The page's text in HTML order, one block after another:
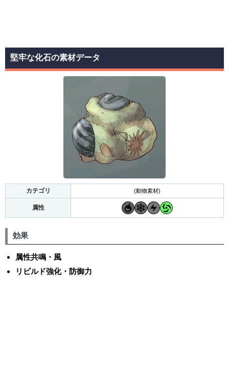
堅牢な化石の素材データ
カテゴリ (動物素材)
属性
効果
属性共鳴・風
リビルド強化・防御力